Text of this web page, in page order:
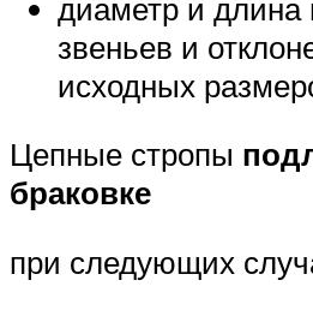
диаметр и длина
звеньев и
исходных
Цепные стропы
браковке
при следующих